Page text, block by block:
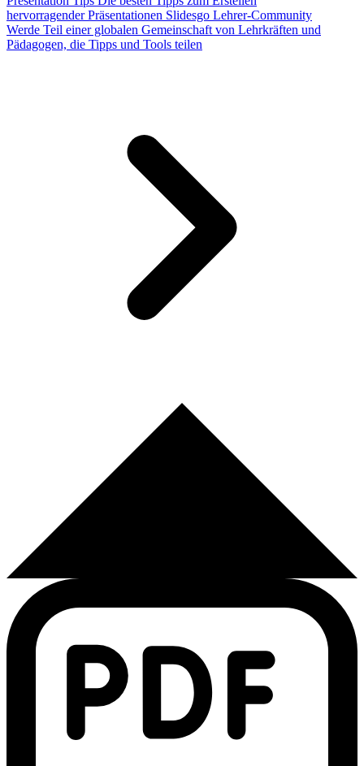
hervorragender Präsentationen Slidesgo Lehrer-Community
Werde Teil einer globalen Gemeinschaft von Lehrkräften und
Pädagogen, die Tipps und Tools teilen